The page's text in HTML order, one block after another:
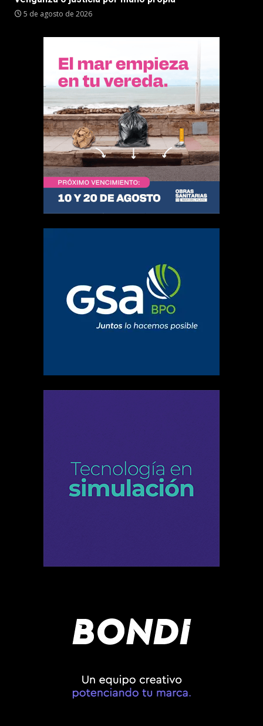
5 de agosto de 2026